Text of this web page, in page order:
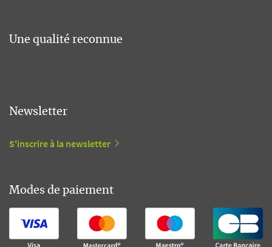
Une qualité reconnue
Newsletter
S'inscrire à la newsletter
Modes de paiement